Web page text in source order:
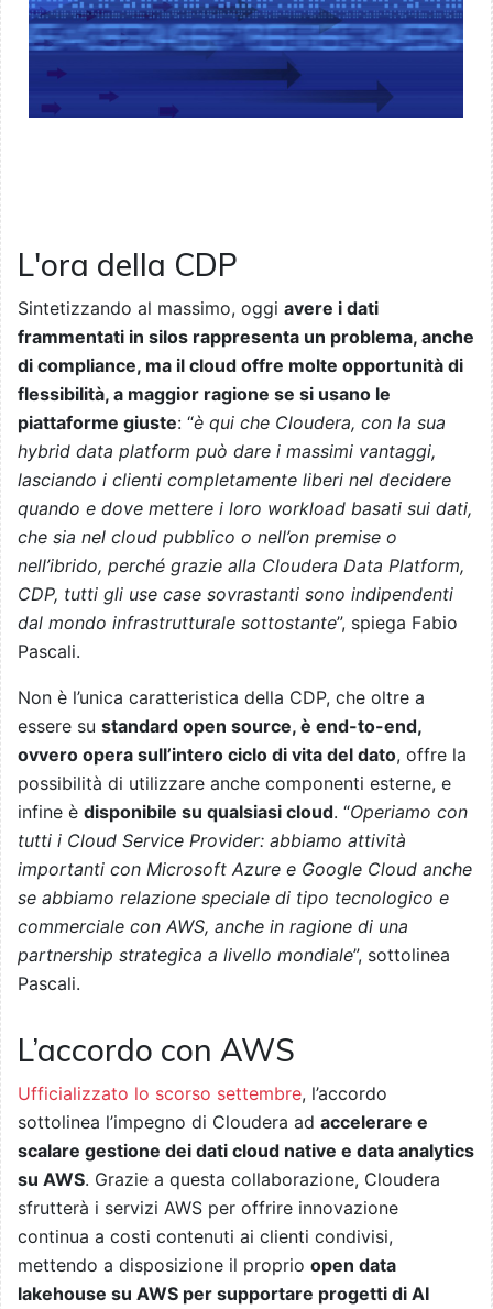
L'ora della CDP
Sintetizzando al massimo, oggi avere i dati
frammentati in silos rappresenta un problema, anche
di compliance, ma il cloud offre molte opportunità di
flessibilità, a maggior ragione se si usano le
piattaforme giuste: “è qui che Cloudera, con la sua
hybrid data platform può dare i massimi vantaggi,
lasciando i clienti completamente liberi nel decidere
quando e dove mettere i loro workload basati sui dati,
che sia nel cloud pubblico o nell’on premise o
nell’ibrido, perché grazie alla Cloudera Data Platform,
CDP, tutti gli use case sovrastanti sono indipendenti
dal mondo infrastrutturale sottostante”, spiega Fabio
Pascali.
Non è l’unica caratteristica della CDP, che oltre a
essere su standard open source, è end-to-end,
ovvero opera sull’intero ciclo di vita del dato, offre la
possibilità di utilizzare anche componenti esterne, e
infine è disponibile su qualsiasi cloud. “Operiamo con
tutti i Cloud Service Provider: abbiamo attività
importanti con Microsoft Azure e Google Cloud anche
se abbiamo relazione speciale di tipo tecnologico e
commerciale con AWS, anche in ragione di una
partnership strategica a livello mondiale”, sottolinea
Pascali.
L’accordo con AWS
Ufficializzato lo scorso settembre, l’accordo
sottolinea l’impegno di Cloudera ad accelerare e
scalare gestione dei dati cloud native e data analytics
su AWS. Grazie a questa collaborazione, Cloudera
sfrutterà i servizi AWS per offrire innovazione
continua a costi contenuti ai clienti condivisi,
mettendo a disposizione il proprio open data
lakehouse su AWS per supportare progetti di AI